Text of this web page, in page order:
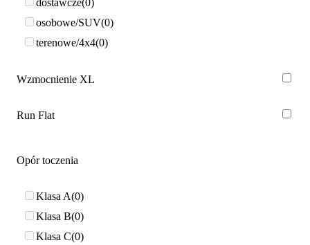
osobowe/SUV 0
terenowe/4x4 0
Wzmocnienie XL
Run Flat
Opór toczenia
Klasa A 0
Klasa B 0
Klasa C 0